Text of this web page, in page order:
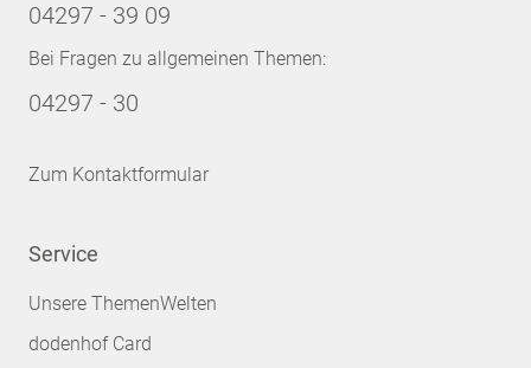
04297 - 39 09
Bei Fragen zu allgemeinen Themen:
04297 - 30
Zum Kontaktformular
Service
Unsere ThemenWelten
dodenhof Card